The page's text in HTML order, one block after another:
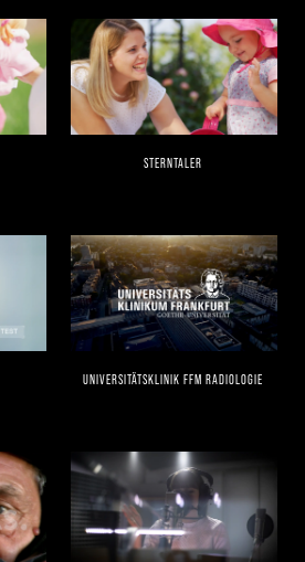
STERNTALER
UNIVERSITÄTSKLINIK FFM RADIOLOGIE